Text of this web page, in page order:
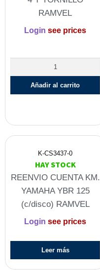
RAMVEL
Login see prices
Añadir al carrito
K-CS3437-0
HAY STOCK
REENVIO CUENTA KM.
YAMAHA YBR 125
(c/disco) RAMVEL
Login see prices
Leer más